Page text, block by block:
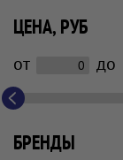
ЦЕНА, РУБ
от до
БРЕНДЫ